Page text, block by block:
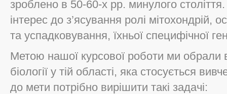
зроблено в 50-60-х рр. минулого
інтерес до з’ясування ролі мітохондрій,
та успадковування, їхньої специфічної
Метою нашої курсової роботи ми обрали
біології у тій області, яка стосується
до мети потрібно вирішити такі задачі: